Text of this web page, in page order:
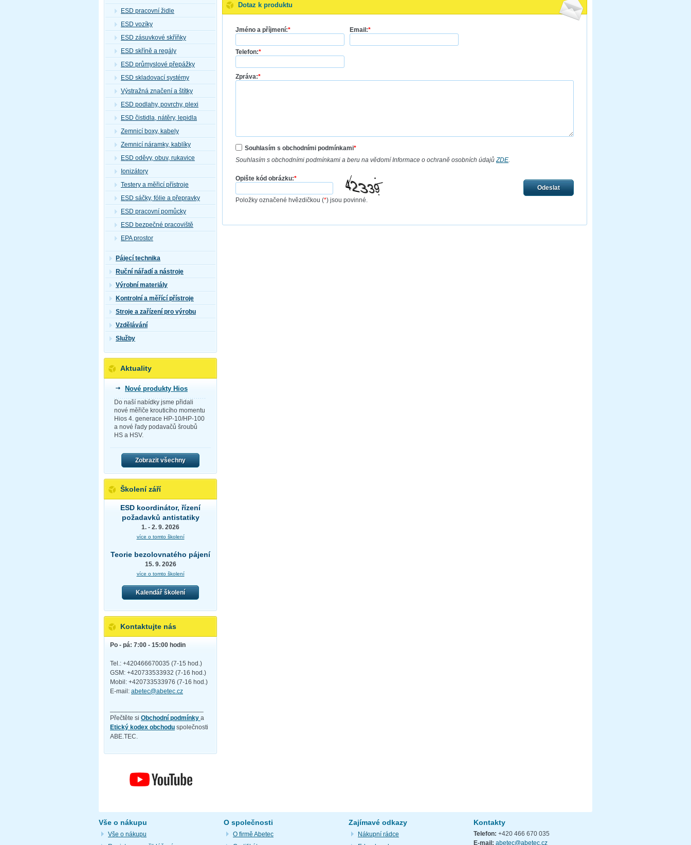
Dotaz k produktu
Jméno a příjmení:* Email:*
Telefon:*
Zpráva:*
Souhlasím s obchodními podmínkami*
Souhlasím s obchodními podmínkami a beru na vědomí Informace o ochraně osobních údajůZDE.
Opište kód obrázku:*
Položky označené hvězdičkou (*) jsou povinné.
Odeslat
ESD pracovní židle
ESD vozíky
ESD zásuvkové skříňky
ESD skříně a regály
ESD průmyslové přepážky
ESD skladovací systémy
Výstražná značení a štítky
ESD podlahy, povrchy, plexi
ESD čistidla, nátěry, lepidla
Zemnicí boxy, kabely
Zemnicí náramky, kablíky
ESD oděvy, obuv, rukavice
Ionizátory
Testery a měřicí přístroje
ESD sáčky, fólie a přepravky
ESD pracovní pomůcky
ESD bezpečné pracoviště
EPA prostor
Pájecí technika
Ruční nářadí a nástroje
Výrobní materiály
Kontrolní a měřící přístroje
Stroje a zařízení pro výrobu
Vzdělávání
Služby
Aktuality
Nové produkty Hios
Do naší nabídky jsme přidali
nové měřiče krouticího momentu
Hios 4. generace HP-10/HP-100
a nové řady podavačů šroubů
HS a HSV.
Zobrazit všechny
Školení září
ESD koordinátor, řízení
požadavků antistatiky
1. - 2. 9. 2026
více o tomto školení
Teorie bezolovnatého pájení
15. 9. 2026
více o tomto školení
Kalendář školení
Kontaktujte nás
Po - pá: 7:00 - 15:00 hodin
Tel.: +420466670035 (7-15 hod.)
GSM: +420733533932 (7-16 hod.)
Mobil: +420733533976 (7-16 hod.)
E-mail: abetec@abetec.cz
Přečtěte si Obchodní podmínky a
Etický kodex obchodu společnosti
ABE.TEC.
Vše o nákupu
Vše o nákupu
O společnosti
O firmě Abetec
Zajímavé odkazy
Nákupní rádce
Kontakty
Telefon: +420 466 670 035
E-mail: abetec@abetec.cz